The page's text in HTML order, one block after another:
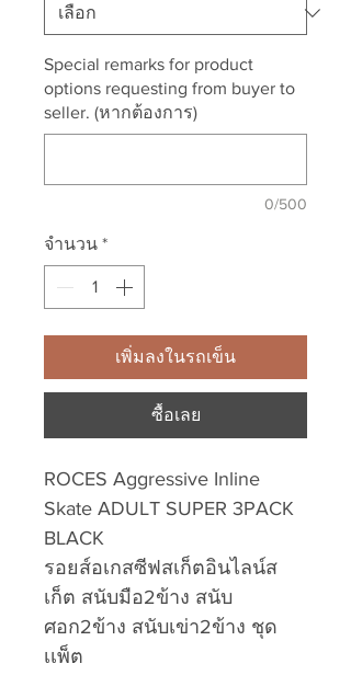
Special remarks for product
options requesting from buyer to
seller. (หากต้องการ)
0/500
จำนวน *
เพิ่มลงในรถเข็น
ซื้อเลย
ROCES Aggressive Inline
Skate ADULT SUPER 3PACK
BLACK
รอยส์อเกสซีฟสเก็ตอินไลน์ส
เก็ต สนับมือ2ข้าง สนับ
ศอก2ข้าง สนับเข่า2ข้าง ชุด
เเพ็ต